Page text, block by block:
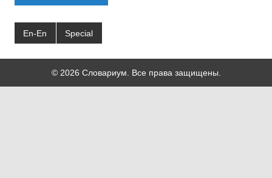
En-En Special
© 2026 Словариум. Все права защищены.